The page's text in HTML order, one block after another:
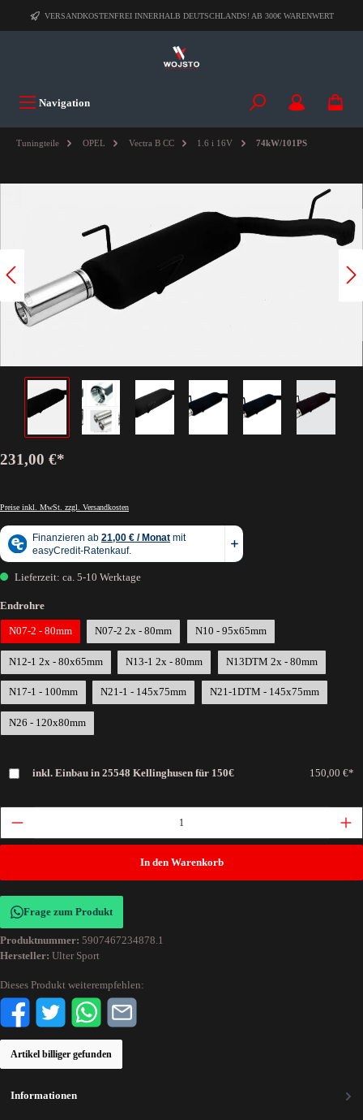
VERSANDKOSTENFREI INNERHALB DEUTSCHLANDS! AB 300€ WARENWERT
Navigation
Tuningteile OPEL Vectra B CC 1.6 i 16V 74kW/101PS
231,00 €*
Preise inkl. MwSt. zzgl. Versandkosten
Lieferzeit: ca. 5-10 Werktage
Endrohre
N07-2 - 80mm N07-2 2x - 80mm N10 - 95x65mm
N12-1 2x - 80x65mm N13-1 2x - 80mm N13DTM 2x - 80mm
N17-1 - 100mm N21-1 - 145x75mm N21-1DTM - 145x75mm
N26 - 120x80mm
inkl. Einbau in 25548 Kellinghusen für 150€ 150,00 €*
In den Warenkorb
Frage zum Produkt
Produktnummer: 5907467234878.1
Hersteller: Ulter Sport
Dieses Produkt weiterempfehlen:
Artikel billiger gefunden
Informationen